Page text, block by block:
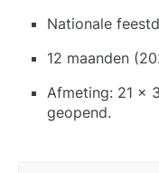
Nationale
12 maanden
Afmeting: 21 x
geopend.